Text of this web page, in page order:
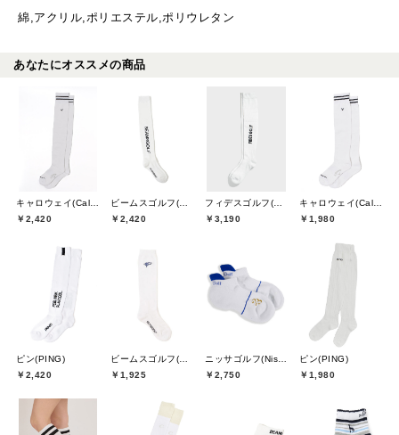
綿,アクリル,ポリエステル,ポリウレタン
あなたにオススメの商品
￥2,420
￥2,420
￥3,190
￥1,980
ピン(PING)
￥2,420
￥1,925
￥2,750
ピン(PING)
￥1,980